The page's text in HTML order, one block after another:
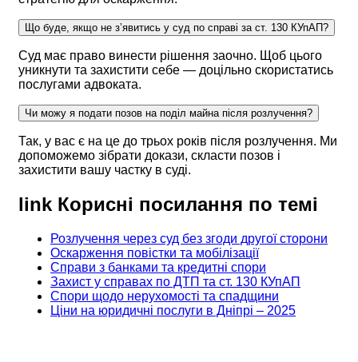
Що буде, якщо не з’явитись у суд по справі за ст. 130 КУпАП?
Суд має право винести рішення заочно. Щоб цього
уникнути та захистити себе — доцільно скористатись
послугами адвоката.
Чи можу я подати позов на поділ майна після розлучення?
Так, у вас є на це до трьох років після розлучення. Ми
допоможемо зібрати докази, скласти позов і
захистити вашу частку в суді.
link Корисні посилання по темі
Розлучення через суд без згоди другої сторони
Оскарження повістки та мобілізації
Справи з банками та кредитні спори
Захист у справах по ДТП та ст. 130 КУпАП
Спори щодо нерухомості та спадщини
Ціни на юридичні послуги в Дніпрі – 2025